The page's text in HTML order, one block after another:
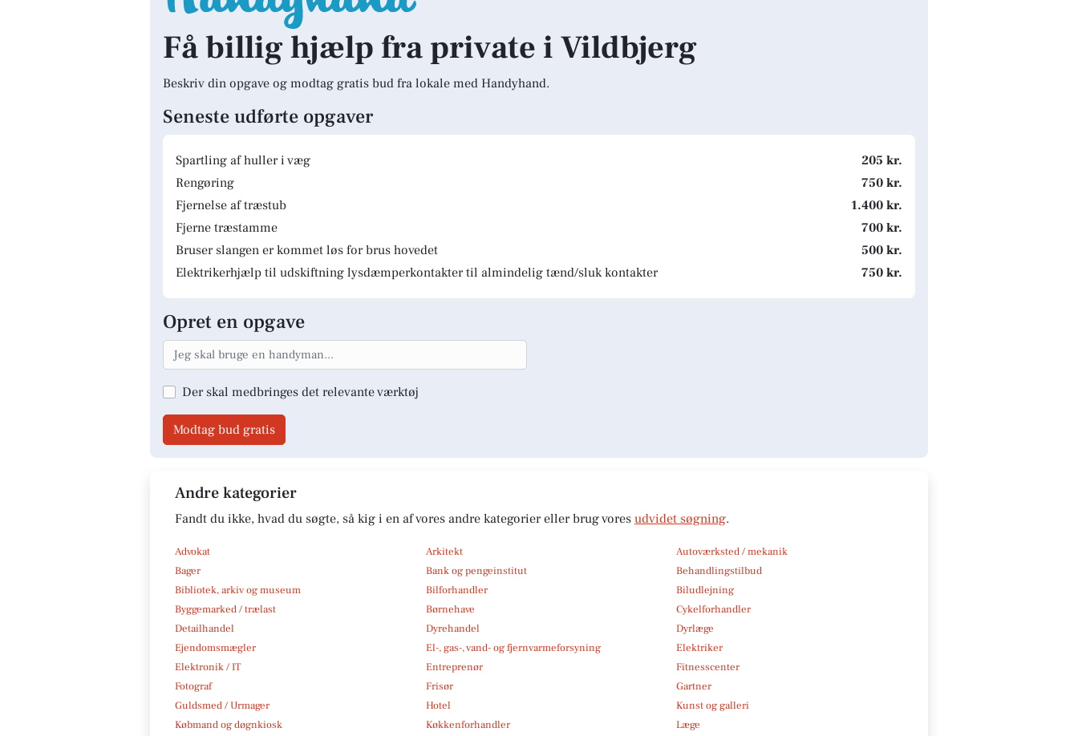
Få billig hjælp fra private i Vildbjerg
Beskriv din opgave og modtag gratis bud fra lokale med Handyhand.
Seneste udførte opgaver
Spartling af huller i væg
205 kr.
Rengøring
750 kr.
Fjernelse af træstub
1.400 kr.
Fjerne træstamme
700 kr.
Bruser slangen er kommet løs for brus hovedet
500 kr.
Elektrikerhjælp til udskiftning lysdæmperkontakter til almindelig tænd/sluk kontakter
750 kr.
Opret en opgave
Der skal medbringes det relevante værktøj
Modtag bud gratis
Andre kategorier
Fandt du ikke, hvad du søgte, så kig i en af vores andre kategorier eller brug vores udvidet søgning.
Advokat Arkitekt
Autoværksted / mekanik
Bager
Bank og pengeinstitut
Behandlingstilbud
Bibliotek, arkiv og museum
Bilforhandler
Biludlejning
Byggemarked / trælast
Børnehave
Cykelforhandler
Detailhandel
Dyrehandel
Dyrlæge
Ejendomsmægler
El-, gas-, vand- og fjernvarmeforsyning
Elektriker
Elektronik / IT
Entreprenør
Fitnesscenter
Fotograf
Frisør
Gartner
Guldsmed / Urmager
Hotel
Kunst og galleri
Købmand og døgnkiosk
Køkkenforhandler
Læge